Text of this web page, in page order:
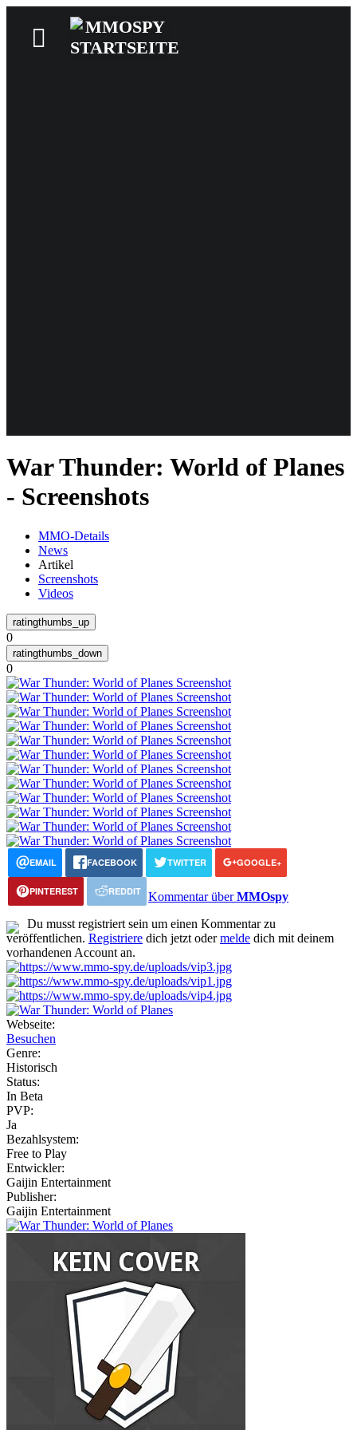
War Thunder: World of Planes
- Screenshots
MMO-Details
News
Artikel
Screenshots
Videos
0
0
EMAIL FACEBOOK TWITTER GOOGLE+
PINTEREST REDDIT Kommentar überMMOspy
Du musst registriert sein um einen Kommentar zu
veröffentlichen. Registriere dich jetzt odermelde dich mit deinem
vorhandenen Account an.
Webseite:
Besuchen
Genre:
Historisch
Status:
In Beta
PVP:
Ja
Bezahlsystem:
Free to Play
Entwickler:
Gaijin Entertainment
Publisher:
Gaijin Entertainment